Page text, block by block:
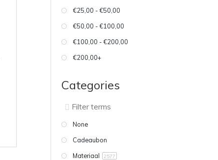
€25,00 - €50,00
€50,00 - €100,00
€100,00 - €200,00
€200,00+
Categories
None
Cadeaubon
Materiaal
2577